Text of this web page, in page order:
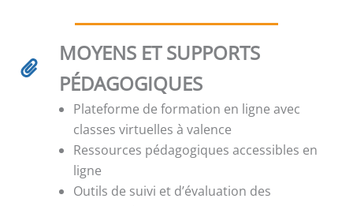
MOYENS ET SUPPORTS
PÉDAGOGIQUES
Plateforme de formation en ligne avec
classes virtuelles à valence
Ressources pédagogiques accessibles en
ligne
Outils de suivi et d’évaluation des